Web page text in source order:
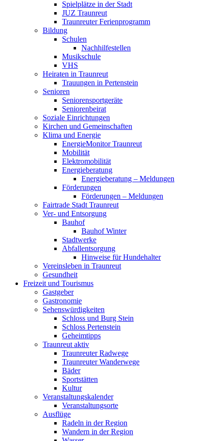
Spielplätze in der Stadt
JUZ Traunreut
Traunreuter Ferienprogramm
Bildung
Schulen
Nachhilfestellen
Musikschule
VHS
Heiraten in Traunreut
Trauungen in Pertenstein
Senioren
Seniorensportgeräte
Seniorenbeirat
Soziale Einrichtungen
Kirchen und Gemeinschaften
Klima und Energie
EnergieMonitor Traunreut
Mobilität
Elektromobilität
Energieberatung
Energieberatung – Meldungen
Förderungen
Förderungen – Meldungen
Fairtrade Stadt Traunreut
Ver- und Entsorgung
Bauhof
Bauhof Winter
Stadtwerke
Abfallentsorgung
Hinweise für Hundehalter
Vereinsleben in Traunreut
Gesundheit
Freizeit und Tourismus
Gastgeber
Gastronomie
Sehenswürdigkeiten
Schloss und Burg Stein
Schloss Pertenstein
Geheimtipps
Traunreut aktiv
Traunreuter Radwege
Traunreuter Wanderwege
Bäder
Sportstätten
Kultur
Veranstaltungskalender
Veranstaltungsorte
Ausflüge
Radeln in der Region
Wandern in der Region